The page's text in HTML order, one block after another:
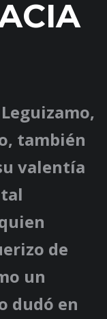
también
valentía
de
un
dudó en